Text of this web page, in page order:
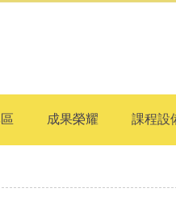
成果榮耀 課程設